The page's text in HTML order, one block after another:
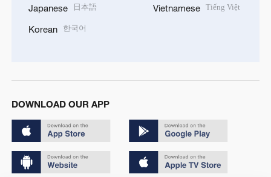
Japanese 日本語
Korean 한국어
Vietnamese Tiếng Việt
DOWNLOAD OUR APP